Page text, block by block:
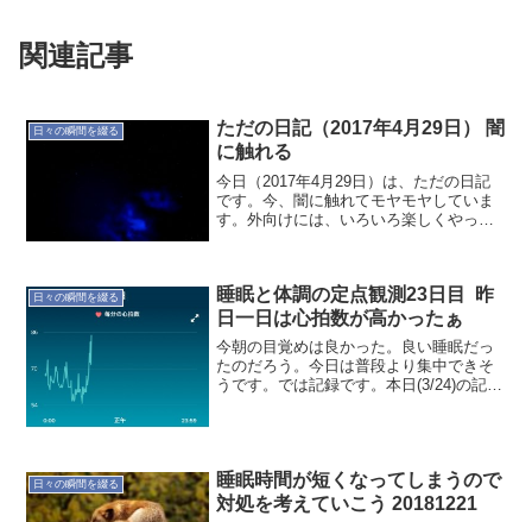
関連記事
日々の瞬間を綴る
ただの日記（2017年4月29日） 闇
に触れる
今日（2017年4月29日）は、ただの日記
です。今、闇に触れてモヤモヤしていま
す。外向けには、いろいろ楽しくやって
るところで行き来し...
日々の瞬間を綴る
睡眠と体調の定点観測23日目 昨
日一日は心拍数が高かったぁ
今朝の目覚めは良かった。良い睡眠だっ
たのだろう。今日は普段より集中できそ
うです。では記録です。本日(3/24)の記録
日々の瞬間を綴る
睡眠時間が短くなってしまうので
対処を考えていこう 20181221